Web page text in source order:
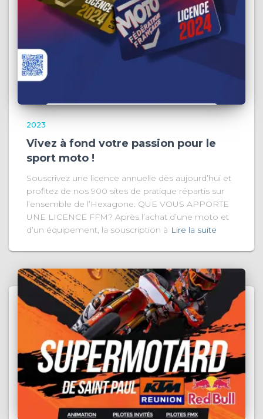
2023
Vivez à fond votre passion pour le
sport moto !
Souscrivez une licence annuelle dès aujourd’hui et
profitez de nos 900 sites de pratique répartis sur
l’ensemble de l’Hexagone. QUE VOUS APPORTE
UNE LICENCE FFM? Après l’achat d’une moto et
d’un équipement, la souscription à Lire la suite